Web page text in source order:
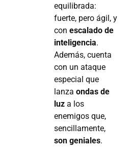
equilibrada:
fuerte, pero ágil, y
con escalado de
inteligencia.
Además, cuenta
con un ataque
especial que
lanza ondas de
luz a los
enemigos que,
sencillamente,
son geniales.